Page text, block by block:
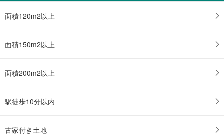
面積120m2以上
面積150m2以上
面積200m2以上
駅徒歩10分以内
古家付き土地